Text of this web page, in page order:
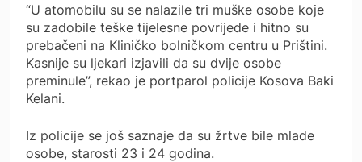
“U atomobilu su se nalazile tri muške osobe koje
su zadobile teške tijelesne povrijede i hitno su
prebačeni na Kliničko bolničkom centru u Prištini.
Kasnije su ljekari izjavili da su dvije osobe
preminule”, rekao je portparol policije Kosova Baki
Kelani.
Iz policije se još saznaje da su žrtve bile mlade
osobe, starosti 23 i 24 godina.